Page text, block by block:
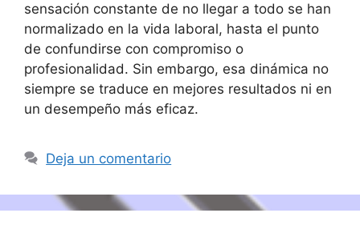
sensación constante de no llegar a todo se han
normalizado en la vida laboral, hasta el punto
de confundirse con compromiso o
profesionalidad. Sin embargo, esa dinámica no
siempre se traduce en mejores resultados ni en
un desempeño más eficaz.
Deja un comentario